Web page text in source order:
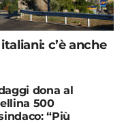
c’è anche
dona al
500
“Più